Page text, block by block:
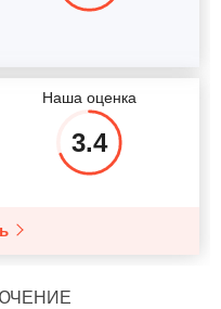
Наша оценка
3.4